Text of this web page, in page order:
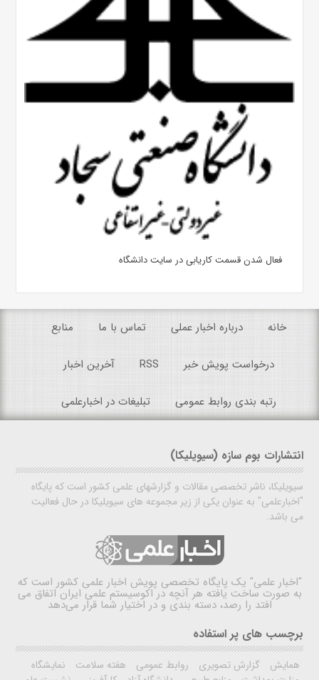
فعال شدن قسمت کاریابی در سایت دانشگاه
خانه درباره اخبار عملی تماس با ما منابع
درخواست پویش خبر RSS آخرین اخبار
رتبه بندی روابط عمومی تبلیغات در اخبارعلمی
انتشارات بوم سازه (سیویلیکا)
سیویلیکا، ناشر تخصصی مقالات و گزارشهای علمی کشور است که پایگاه
"اخبارعلمی" به عنوان یکی از زیر مجموعه های سیویلیکا در حال فعالیت
می باشد.
"اخبار علمی" یک پایگاه تخصصی پویش اخبار علمی کشور است که
به صورت ساخت یافته هر آنچه در اکوسیستم علمی ایران اتفاق می
افتد را رصد، دسته بندی و در اختیار شما قرار می‌دهد
برچسب های پر استفاده
همایش گزارش تصویری روابط عمومی هفته سلامت
نمایشگاه